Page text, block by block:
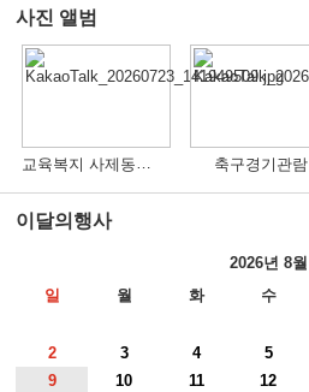
사진 앨범
교육복지 사제동행 진로탐험대 축구경기관람
이달의행사
2026년 8월
일
월 화 수
2
3 4 5
9
10 11 12